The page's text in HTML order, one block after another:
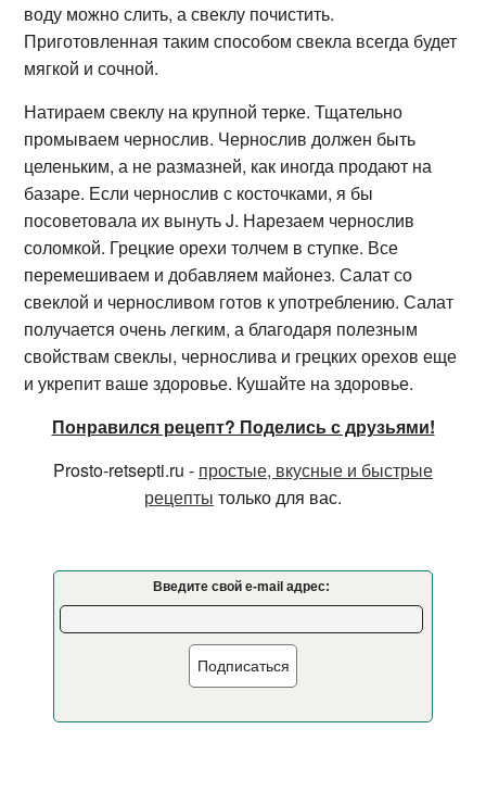
воду можно слить, а свеклу почистить.
Приготовленная таким способом свекла всегда будет
мягкой и сочной.
Натираем свеклу на крупной терке. Тщательно
промываем чернослив. Чернослив должен быть
целеньким, а не размазней, как иногда продают на
базаре. Если чернослив с косточками, я бы
посоветовала их вынуть J. Нарезаем чернослив
соломкой. Грецкие орехи толчем в ступке. Все
перемешиваем и добавляем майонез. Салат со
свеклой и черносливом готов к употреблению. Салат
получается очень легким, а благодаря полезным
свойствам свеклы, чернослива и грецких орехов еще
и укрепит ваше здоровье. Кушайте на здоровье.
Понравился рецепт? Поделись с друзьями!
Prosto-retsepti.ru - простые, вкусные и быстрые
рецепты только для вас.
Введите свой e-mail адрес:
Подписаться